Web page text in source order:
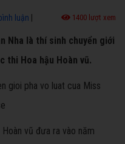
luận 1400 lượt xem
Nha là thí sinh chuyển giới
thi Hoa hậu Hoàn vũ.
vũ đưa ra vào năm